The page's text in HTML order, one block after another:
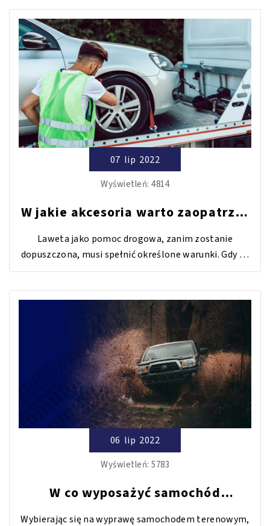
która do sporadycznej.
07 lip 2022
Wyświetleń: 4814
W jakie akcesoria warto zaopatrzyć
lawetę?
Laweta jako pomoc drogowa, zanim zostanie
dopuszczona, musi spełnić określone warunki. Gdy to
już zrobimy, dodatkowo pojazd można wyposażyć o
06 lip 2022
Wyświetleń: 5783
W co wyposażyć samochód
terenowy do off road?
Wybierając się na wyprawę samochodem terenowym,